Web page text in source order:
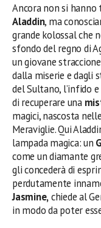
Ancora non si
Aladdin, ma
grande kolossal che
sfondo del regno di
un giovane
dalla miserie e dagli
del Sultano, l’infido
di recuperare una
magici, nascosta
Meraviglie. Qui
lampada magica: un
come un diamante
gli concederà di
perdutamente
Jasmine,chiede al
in modo da poter